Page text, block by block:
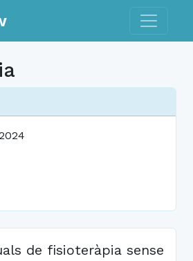
Toggle
de fisioteràpia sense